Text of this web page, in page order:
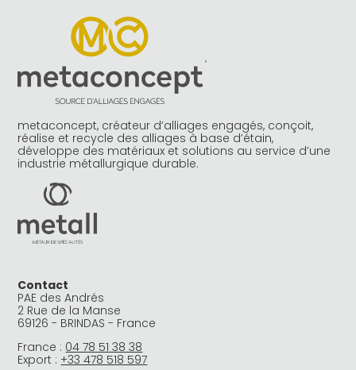
metaconcept, créateur d’alliages engagés, conçoit,
réalise et recycle des alliages à base d’étain,
développe des matériaux et solutions au service d’une
industrie métallurgique durable.
Contact
PAE des Andrés
2 Rue de la Manse
69126 - BRINDAS - France
France : 04 78 51 38 38
Export : +33 478 518 597